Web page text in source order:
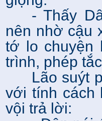
- Thấy
nên nhờ cậu
tớ lo chuyện
trình, phép
Lão suýt
với tính cách
vội trả lời: